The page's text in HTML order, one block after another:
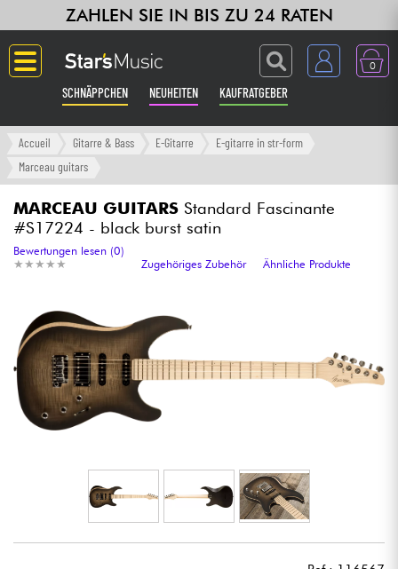
ZAHLEN SIE IN BIS ZU 24 RATEN
0
SCHNÄPPCHEN NEUHEITEN KAUFRATGEBER
Langue
Verstärker & Effekte
Klaviere & Piano
Synths & samplers
Studio
Kopfhörer
Accueil Gitarre & Bass E-Gitarre
E-gitarre in str-form
Marceau guitars
MARCEAU GUITARS Standard Fascinante
#S17224 - black burst satin
★ ★ ★ ★ ★
★ ★ ★ ★ ★
Bewertungen lesen (0)
Zugehöriges Zubehör
Ähnliche Produkte